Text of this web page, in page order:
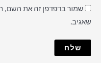
שמור בדפדפן זה את השם,
שאגיב.